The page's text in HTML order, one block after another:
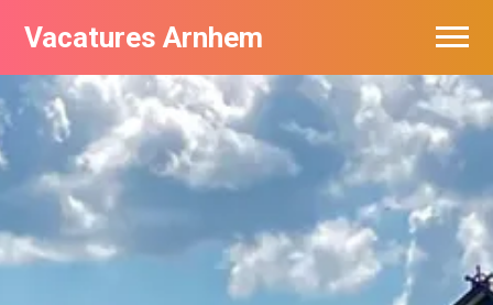
Vacatures Arnhem
Vacatures per bedrijf in Arnhem
Nieuwsbrief feed